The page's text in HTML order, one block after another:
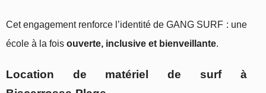
Cet engagement renforce l’identité de GANG SURF : une
école à la fois ouverte, inclusive et bienveillante.
Location de matériel de surf à